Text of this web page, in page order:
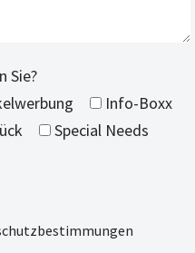
Sie?
Info-Boxx
Special Needs